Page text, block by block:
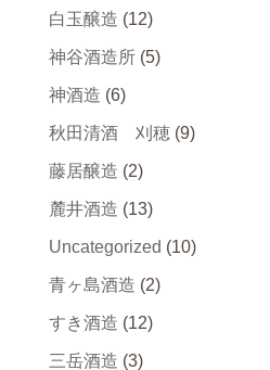
白玉醸造 (12)
神谷酒造所 (5)
神酒造 (6)
秋田清酒 刈穂 (9)
藤居醸造 (2)
麓井酒造 (13)
Uncategorized (10)
青ヶ島酒造 (2)
すき酒造 (12)
三岳酒造 (3)